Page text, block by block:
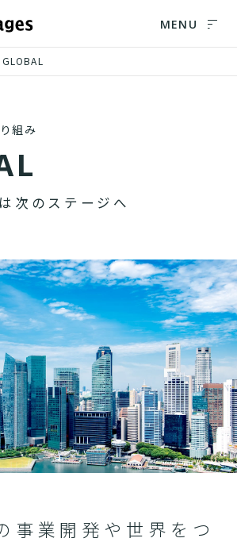
MENU
GLOBAL
組み
L
は 次 の ス テ ー ジ へ
事業開発や世界をつ